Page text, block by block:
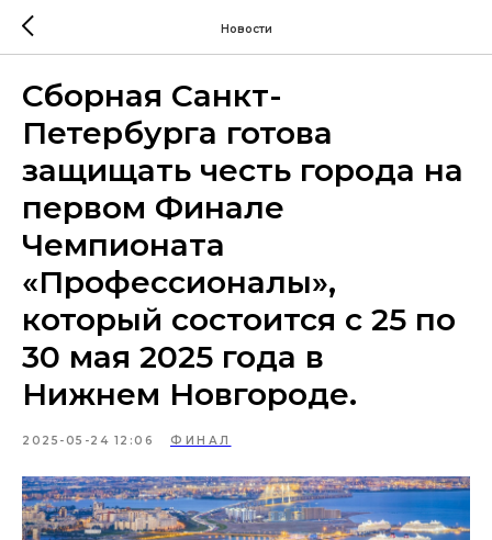
Новости
Сборная Санкт-
Петербурга готова
защищать честь города на
первом Финале
Чемпионата
«Профессионалы»,
который состоится с 25 по
30 мая 2025 года в
Нижнем Новгороде.
2025-05-24 12:06 ФИНАЛ